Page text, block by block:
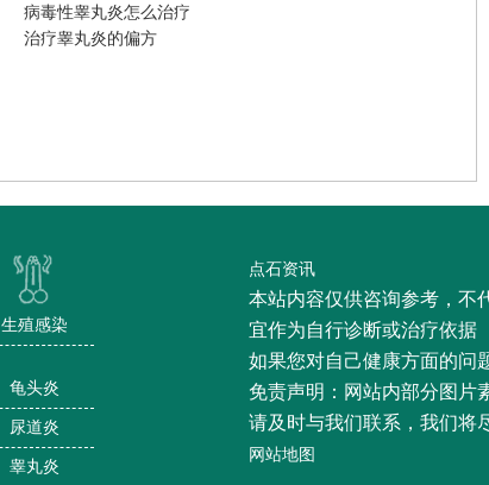
病毒性睾丸炎怎么治疗
治疗睾丸炎的偏方
生殖感染
龟头炎
尿道炎
睾丸炎
点石资讯
本站内容仅供咨询参考，不
宜作为自行诊断或治疗依据
如果您对自己健康方面的问
免责声明：网站内部分图片
请及时与我们联系，我们将
网站地图